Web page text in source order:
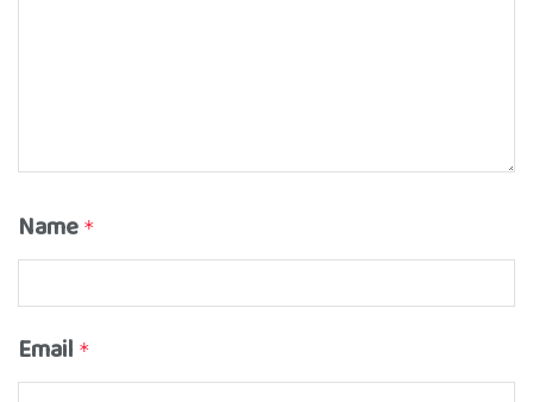
Name *
Email *